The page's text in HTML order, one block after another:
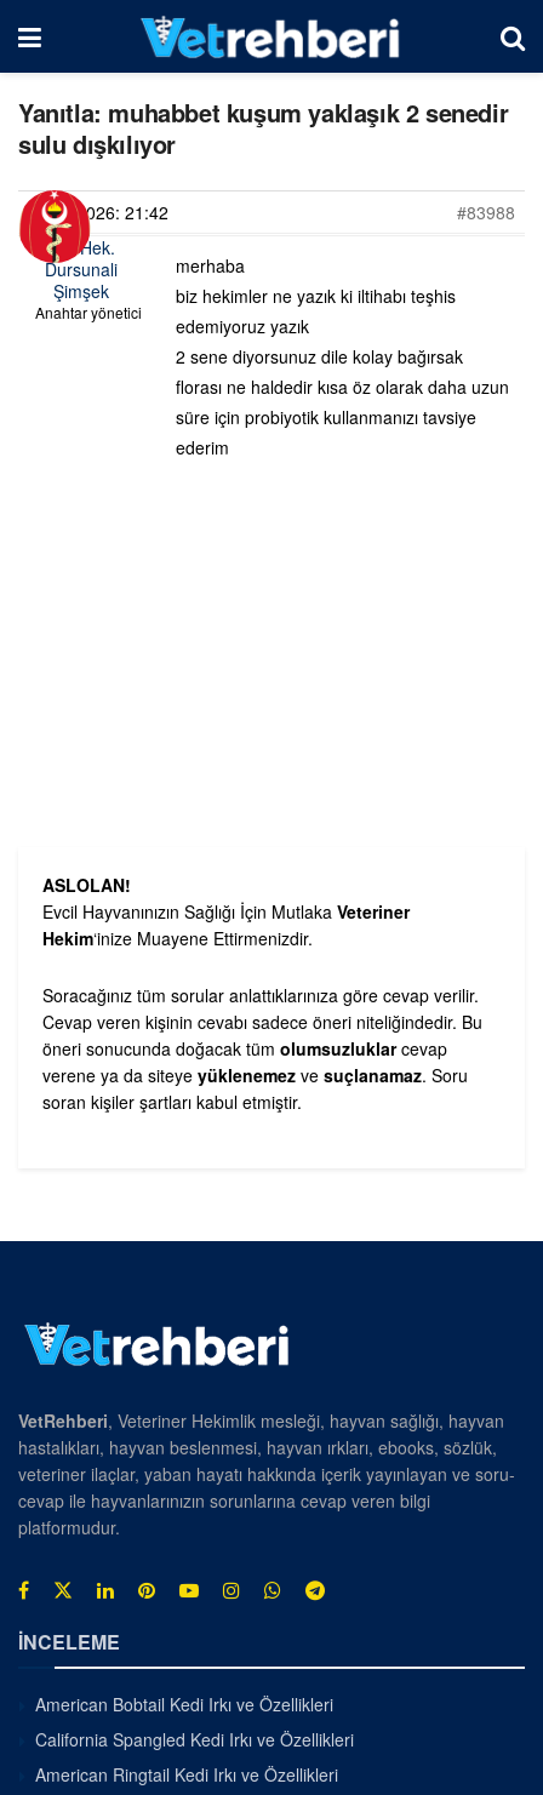
Yanıtla: muhabbet kuşum yaklaşık 2 senedir
sulu dışkılıyor
20/06/2026: 21:42
#83988
Vet. Hek.
Dursunali
Şimşek
Anahtar yönetici
merhaba
biz hekimler ne yazık ki iltihabı teşhis
edemiyoruz yazık
2 sene diyorsunuz dile kolay bağırsak
florası ne haldedir kısa öz olarak daha uzun
süre için probiyotik kullanmanızı tavsiye
ederim
ASLOLAN!
Evcil Hayvanınızın Sağlığı İçin Mutlaka Veteriner
Hekim‘inize Muayene Ettirmenizdir.
Soracağınız tüm sorular anlattıklarınıza göre cevap verilir.
Cevap veren kişinin cevabı sadece öneri niteliğindedir. Bu
öneri sonucunda doğacak tüm olumsuzluklarcevap
verene ya da siteye yüklenemez ve suçlanamaz. Soru
soran kişiler şartları kabul etmiştir.
VetRehberi, Veteriner Hekimlik mesleği, hayvan sağlığı, hayvan
hastalıkları, hayvan beslenmesi, hayvan ırkları, ebooks, sözlük,
veteriner ilaçlar, yaban hayatı hakkında içerik yayınlayan ve soru-
cevap ile hayvanlarınızın sorunlarına cevap veren bilgi
platformudur.
İNCELEME
American Bobtail Kedi Irkı ve Özellikleri
California Spangled Kedi Irkı ve Özellikleri
American Ringtail Kedi Irkı ve Özellikleri